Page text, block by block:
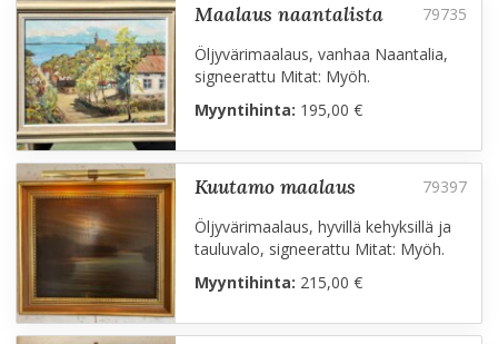
maalaus naantalista
Öljyvärimaalaus, vanhaa Naantalia,
signeerattu Mitat: Myöh.
Myyntihinta: 195,00 €
kuutamo maalaus
Öljyvärimaalaus, hyvillä kehyksillä ja
tauluvalo, signeerattu Mitat: Myöh.
Myyntihinta: 215,00 €